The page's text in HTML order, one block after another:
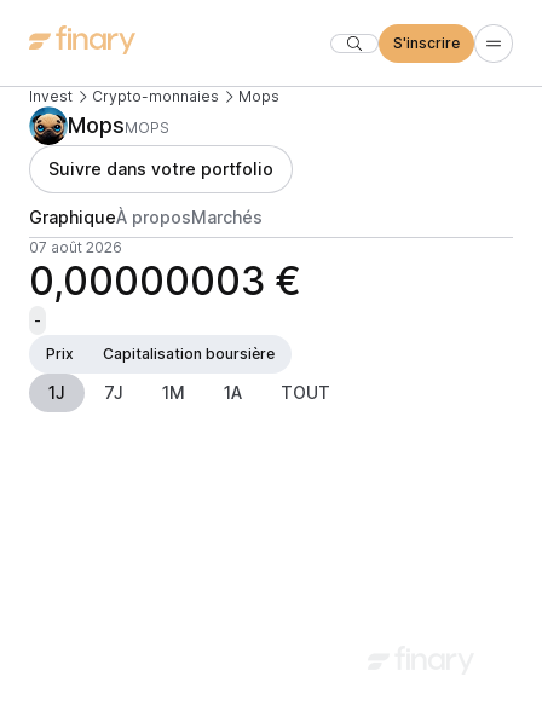
S'inscrire
Invest Crypto-monnaies Mops
MopsMOPS
Suivre dans votre portfolio
GraphiqueÀ proposMarchés
07 août 2026
0,00000003 €
-
Prix
Capitalisation boursière
1J 7J 1M 1A TOUT